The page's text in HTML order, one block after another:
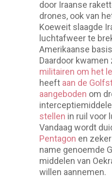
door Iraanse
drones, ook van
Koeweit slaagde
luchtafweer te
Amerikaanse
Daardoor kwamen
militairen om het
heeft aan de
aangeboden om
stellen in ruil voor
Vandaag wordt
Pentagon en
name genoemde
middelen van
willen aannemen.